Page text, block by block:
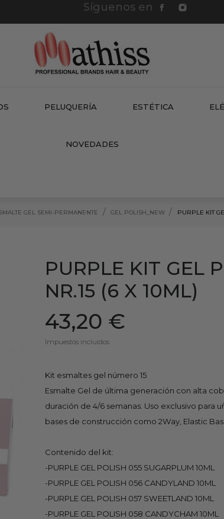
Síguenos en
PELUQUERÍA ESTÉTICA
NOVEDADES
GEL SEMI-PERMANENTE GEL POLISH_NEW PURPLE KIT
PURPLE KIT GEL
NR.15 (6 X 10ML)
43,20 €
Impuestos incluidos
Kit esmaltes gel número 15
Esmalte Gel de última generación con alta
duración de 4/6 semanas. Uso exclusivo para
bases de construcción como 2Way, Elastic
Contenido del kit:
-PURPLE GEL POLISH 055 SUGARPLUM 10ML
-PURPLE GEL POLISH 056 CANDYLAND 10ML
-PURPLE GEL POLISH 057 SWEETLAND 10ML
-PURPLE GEL POLISH 058 CANDYCHAM 10ML